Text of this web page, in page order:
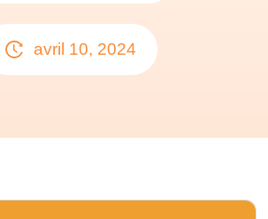
avril 10, 2024